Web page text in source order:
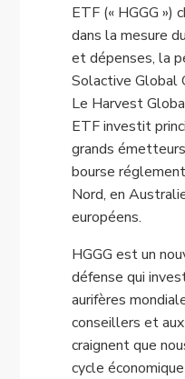
ETF (« HGGG »)
dans la mesure
et dépenses, la
Solactive Global
Le Harvest
ETF investit
grands
bourse
Nord, en
européens.
HGGG est un
défense qui
aurifères
conseillers et
craignent que
cycle